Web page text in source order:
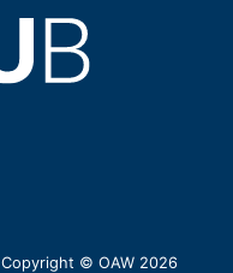
Copyright © OAW 2026